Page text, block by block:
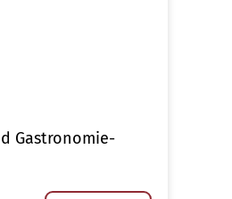
Gastronomie-